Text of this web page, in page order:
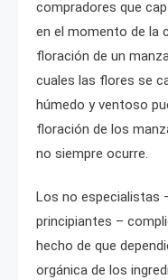
compradores que
en el momento de la
floración de un
cuales las flores se
húmedo y ventoso
floración de los
no siempre ocurre.
Los no especialistas
principiantes –
hecho de que
orgánica de los